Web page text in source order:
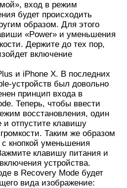
вход в режим
будет происходить
образом. Для этого
«Power» и уменьшения
Держите до тех пор,
включение
и iPhone X. В последних
устройств был довольно
принцип входа в
Теперь, чтобы ввести
восстановления, один
и отпустите клавишу
Таким же образом
с кнопкой уменьшения
клавишу питания и
устройства.
в Recovery Mode будет
вида изображение: